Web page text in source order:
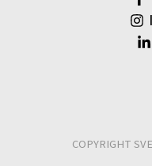
COPYRIGHT